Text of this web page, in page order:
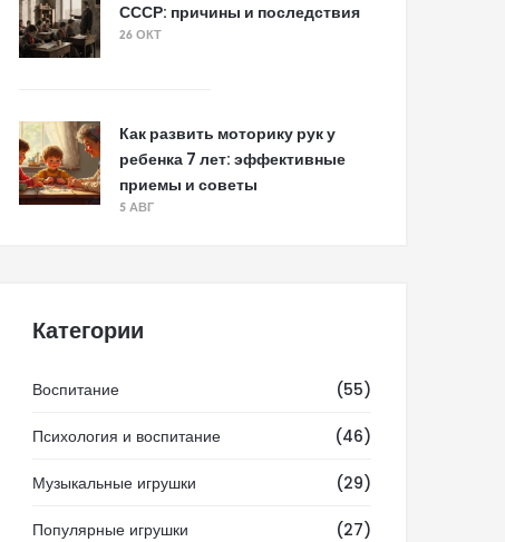
СССР: причины и последствия
26 ОКТ
Как развить моторику рук у
ребенка 7 лет: эффективные
приемы и советы
5 АВГ
Категории
Воспитание (55)
Психология и воспитание (46)
Музыкальные игрушки (29)
Популярные игрушки (27)